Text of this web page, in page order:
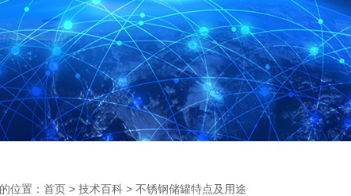
位置： 首页 > 技术百科 > 不锈钢储罐特点及用途